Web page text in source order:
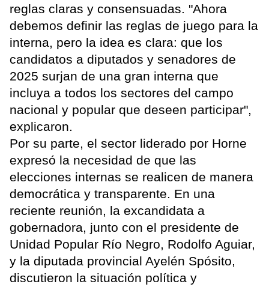
reglas claras y consensuadas. "Ahora
debemos definir las reglas de juego para la
interna, pero la idea es clara: que los
candidatos a diputados y senadores de
2025 surjan de una gran interna que
incluya a todos los sectores del campo
nacional y popular que deseen participar",
explicaron.
Por su parte, el sector liderado por Horne
expresó la necesidad de que las
elecciones internas se realicen de manera
democrática y transparente. En una
reciente reunión, la excandidata a
gobernadora, junto con el presidente de
Unidad Popular Río Negro, Rodolfo Aguiar,
y la diputada provincial Ayelén Spósito,
discutieron la situación política y